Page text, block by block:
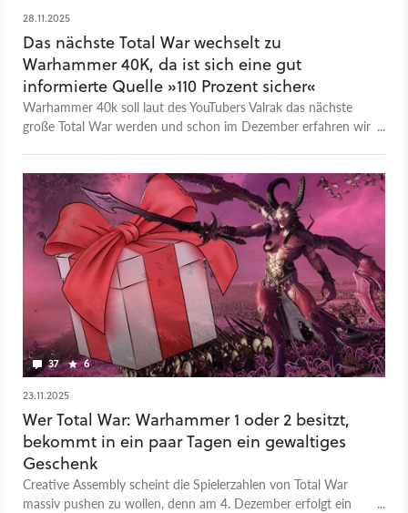
28.11.2025
Das nächste Total War wechselt zu
Warhammer 40K, da ist sich eine gut
informierte Quelle »110 Prozent sicher«
Warhammer 40k soll laut des YouTubers Valrak das nächste
große Total War werden und schon im Dezember erfahren wir
37 6
23.11.2025
Wer Total War: Warhammer 1 oder 2 besitzt,
bekommt in ein paar Tagen ein gewaltiges
Geschenk
Creative Assembly scheint die Spielerzahlen von Total War
massiv pushen zu wollen, denn am 4. Dezember erfolgt ein